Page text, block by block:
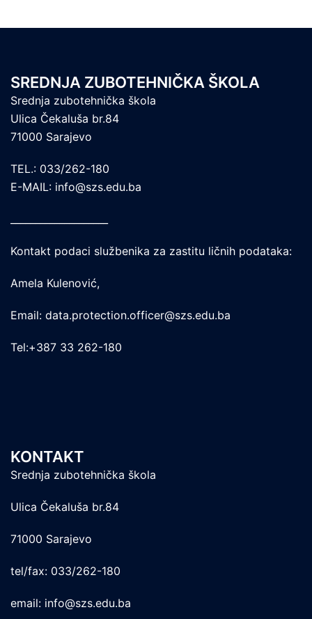
SREDNJA ZUBOTEHNIČKA ŠKOLA
Srednja zubotehnička škola
Ulica Čekaluša br.84
71000 Sarajevo
TEL.: 033/262-180
E-MAIL: info@szs.edu.ba
Kontakt podaci službenika za zastitu ličnih podataka:
Amela Kulenović,
Email: data.protection.officer@szs.edu.ba
Tel:+387 33 262-180
KONTAKT
Srednja zubotehnička škola
Ulica Čekaluša br.84
71000 Sarajevo
tel/fax: 033/262-180
email: info@szs.edu.ba